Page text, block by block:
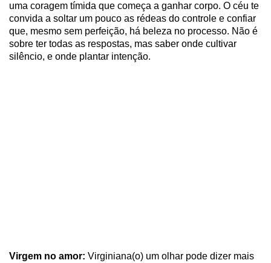
uma coragem tímida que começa a ganhar corpo. O céu te
convida a soltar um pouco as rédeas do controle e confiar
que, mesmo sem perfeição, há beleza no processo. Não é
sobre ter todas as respostas, mas saber onde cultivar
silêncio, e onde plantar intenção.
Virgem no amor: Virginiana(o) um olhar pode dizer mais